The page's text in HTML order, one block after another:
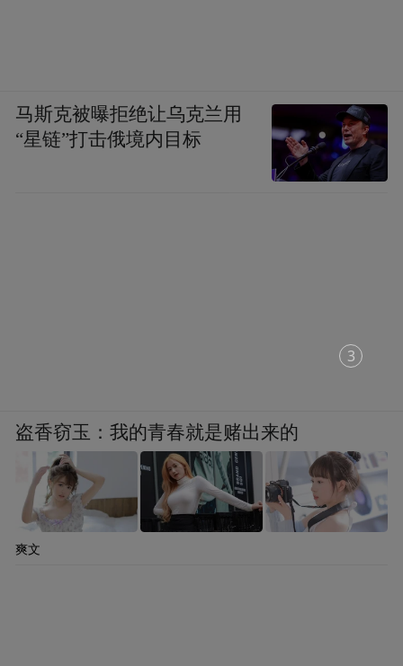
1
马斯克被曝拒绝让乌克兰用
“星链”打击俄境内目标
盗香窃玉：我的青春就是赌出来的
爽文